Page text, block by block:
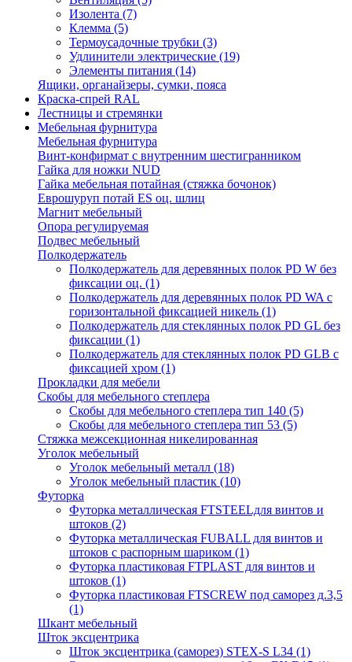
Изолента (7)
Клемма (5)
Термоусадочные трубки (3)
Удлинители электрические (19)
Элементы питания (14)
Ящики, органайзеры, сумки, пояса
Краска-спрей RAL
Лестницы и стремянки
Мебельная фурнитура
Мебельная фурнитура
Винт-конфирмат с внутренним шестигранником
Гайка для ножки NUD
Гайка мебельная потайная (стяжка бочонок)
Еврошуруп потай ES оц. шлиц
Магнит мебельный
Опора регулируемая
Подвес мебельный
Полкодержатель
Полкодержатель для деревянных полок PD W без
фиксации оц. (1)
Полкодержатель для деревянных полок PD WA с
горизонтальной фиксацией никель (1)
Полкодержатель для стеклянных полок PD GL без
фиксации (1)
Полкодержатель для стеклянных полок PD GLВ с
фиксацией хром (1)
Прокладки для мебели
Скобы для мебельного степлера
Скобы для мебельного степлера тип 140 (5)
Скобы для мебельного степлера тип 53 (5)
Стяжка межсекционная никелированная
Уголок мебельный
Уголок мебельный металл (18)
Уголок мебельный пластик (10)
Футорка
Футорка металлическая FTSTEELдля винтов и
штоков (2)
Футорка металлическая FUBALL для винтов и
штоков с распорным шариком (1)
Футорка пластиковая FTPLAST для винтов и
штоков (1)
Футорка пластиковая FTSCREW под саморез д.3,5
(1)
Шкант мебельный
Шток эксцентрика
Шток эксцентрика (саморез) STEX-S L34 (1)